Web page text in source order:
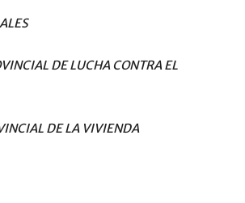
DE LUCHA CONTRA EL
DE LA VIVIENDA